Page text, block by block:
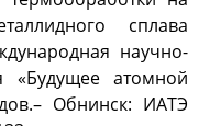
сплава
научно-
«Будущее атомной
Обнинск: ИАТЭ